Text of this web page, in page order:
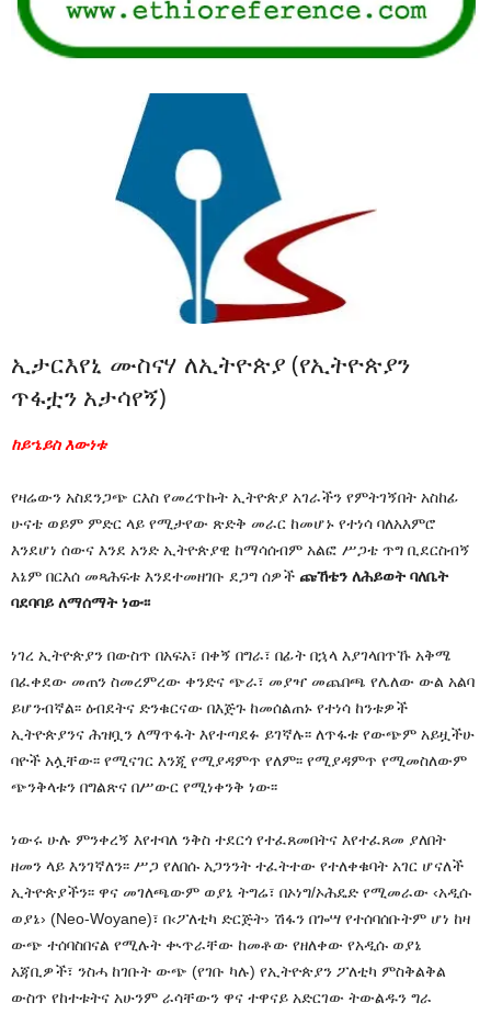
ኢታርእየኒ ሙስናሃ ለኢትዮጵያ (የኢትዮጵያን
ጥፋቷን አታሳየኝ)
ከይኄይስ እውነቱ
የዛሬውን አስደንጋጭ ርእስ የመረጥኩት ኢትዮጵያ አገራችን የምትገኝበት አስከፊ
ሁናቴ ወይም ምድር ላይ የሚታየው ጽድቅ መራር ከመሆኑ የተነሳ ባለአእምሮ
እንደሆነ ሰውና እንደ አንድ ኢትዮጵያዊ ከማሳሰብም አልፎ ሥጋቴ ጥግ ቢደርስብኝ
እኔም በርእሰ መጻሕፍቱ እንደተመዘገቡ ደጋግ ሰዎች ጩኸቴን ለሕይወት ባለቤት
ባደባባይ ለማሰማት ነው፡፡
ነገረ ኢትዮጵያን በውስጥ በአፍአ፣ በቀኝ በግራ፣ በፊት በኋላ እያገላበጥኹ አቅሜ
በፈቀደው መጠን ስመረምረው ቀንድና ጭራ፣ መያዣ መጨበጫ የሌለው ውል አልባ
ይሆንብኛል፡፡ ዕብደትና ድንቁርናው በእጅጉ ከመሰልጠኑ የተነሳ ከንቱዎች
ኢትዮጵያንና ሕዝቧን ለማጥፋት እየተጣደፉ ይገኛሉ፡፡ ለጥፋቱ የውጭም አይዟችሁ
ባዮች አሏቸው፡፡ የሚናገር እንጂ የሚያዳምጥ የለም፡፡ የሚያዳምጥ የሚመስለውም
ጭንቅላቱን በግልጽና በሥውር የሚነቀንቅ ነው፡፡
ነውሩ ሁሉ ምንቀረኝ እየተባለ ንቅስ ተደርጎ የተፈጸመበትና እየተፈጸመ ያለበት
ዘመን ላይ እንገኛለን፡፡ ሥጋ የለበሱ አጋንንት ተፈትተው የተለቀቁባት አገር ሆናለች
ኢትዮጵያችን፡፡ ዋና መገለጫውም ወያኔ ትግሬ፣ በኦነግ/ኦሕዴድ የሚመራው ‹አዲሱ
ወያኔ› (Neo-Woyane)፣ በ‹ፖለቲካ ድርጅት› ሽፋን በጐሣ የተሰባሰቡትም ሆነ ከዛ
ውጭ ተሰባስበናል የሚሉት ቊጥራቸው ከመቶው የዘለቀው የአዲሱ ወያኔ
አጃቢዎች፣ ንስሓ ከገቡት ውጭ (የገቡ ካሉ) የኢትዮጵያን ፖለቲካ ምስቅልቅል
ውስጥ የከተቱትና አሁንም ራሳቸውን ዋና ተዋናይ አድርገው ትውልዱን ግራ